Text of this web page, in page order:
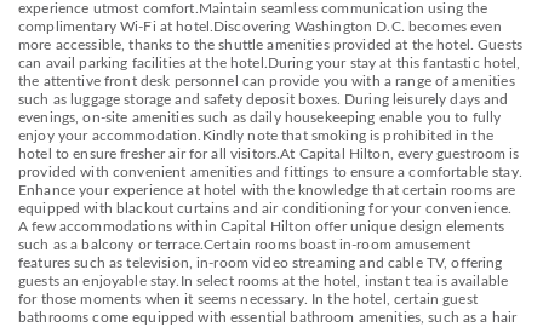
experience utmost comfort.Maintain seamless communication using the
complimentary Wi-Fi at hotel.Discovering Washington D.C. becomes even
more accessible, thanks to the shuttle amenities provided at the hotel. Guests
can avail parking facilities at the hotel.During your stay at this fantastic hotel,
the attentive front desk personnel can provide you with a range of amenities
such as luggage storage and safety deposit boxes. During leisurely days and
evenings, on-site amenities such as daily housekeeping enable you to fully
enjoy your accommodation.Kindly note that smoking is prohibited in the
hotel to ensure fresher air for all visitors.At Capital Hilton, every guestroom is
provided with convenient amenities and fittings to ensure a comfortable stay.
Enhance your experience at hotel with the knowledge that certain rooms are
equipped with blackout curtains and air conditioning for your convenience.
A few accommodations within Capital Hilton offer unique design elements
such as a balcony or terrace.Certain rooms boast in-room amusement
features such as television, in-room video streaming and cable TV, offering
guests an enjoyable stay.In select rooms at the hotel, instant tea is available
for those moments when it seems necessary. In the hotel, certain guest
bathrooms come equipped with essential bathroom amenities, such as a hair